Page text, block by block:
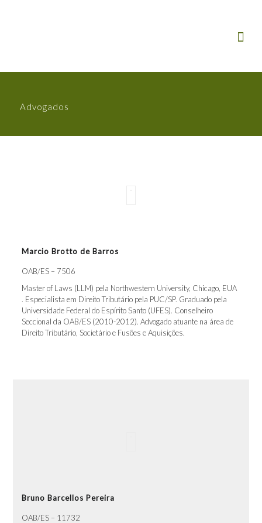
Advogados
Marcio Brotto de Barros
OAB/ES – 7506
Master of Laws (LLM) pela Northwestern University, Chicago, EUA
. Especialista em Direito Tributário pela PUC/SP. Graduado pela
Universidade Federal do Espírito Santo (UFES). Conselheiro
Seccional da OAB/ES (2010-2012). Advogado atuante na área de
Direito Tributário, Societário e Fusões e Aquisições.
Bruno Barcellos Pereira
OAB/ES – 11732